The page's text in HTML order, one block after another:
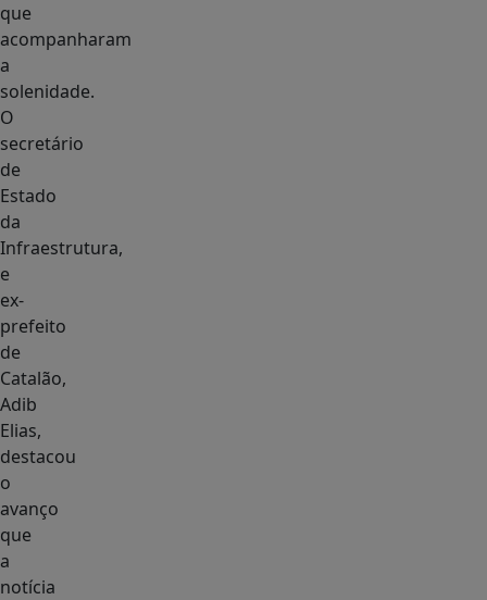
que
acompanharam
a
solenidade.
O
secretário
de
Estado
da
Infraestrutura,
e
ex-
prefeito
de
Catalão,
Adib
Elias,
destacou
o
avanço
que
a
notícia